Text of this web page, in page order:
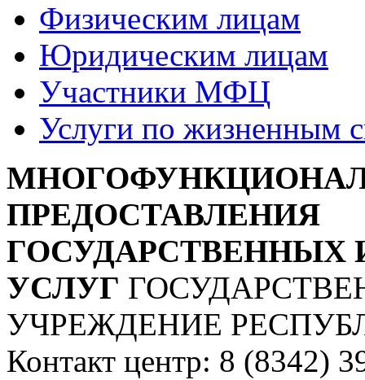
Физическим лицам
Юридическим лицам
Участники МФЦ
Услуги по жизненным
ПРЕДОСТАВЛЕНИЯ
УСЛУГ
УЧРЕЖДЕНИЕ
Контакт центр: 8 (8342)